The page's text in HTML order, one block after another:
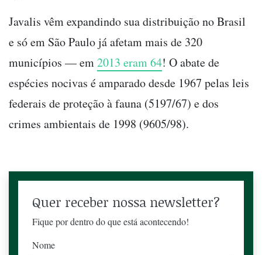
Javalis vêm expandindo sua distribuição no Brasil
e só em São Paulo já afetam mais de 320
municípios — em2013 eram 64! O abate de
espécies nocivas é amparado desde 1967 pelas leis
federais de proteção à fauna (5197/67) e dos
crimes ambientais de 1998 (9605/98).
Quer receber nossa newsletter?
Fique por dentro do que está acontecendo!
Nome